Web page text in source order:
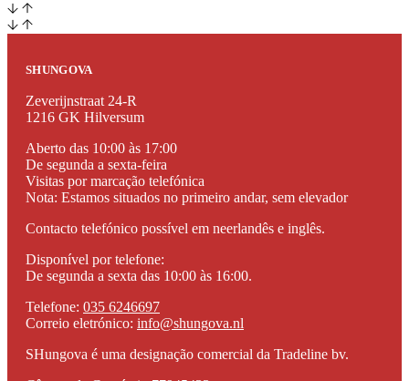
SHUNGOVA
Zeverijnstraat 24-R
1216 GK Hilversum
Aberto das 10:00 às 17:00
De segunda a sexta-feira
Visitas por marcação telefónica
Nota: Estamos situados no primeiro andar, sem elevador
Contacto telefónico possível em neerlandês e inglês.
Disponível por telefone:
De segunda a sexta das 10:00 às 16:00.
Telefone: 035 6246697
Correio eletrónico: info@shungova.nl
SHungova é uma designação comercial da Tradeline bv.